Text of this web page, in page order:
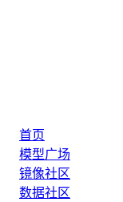
首页
模型广场
镜像社区
数据社区